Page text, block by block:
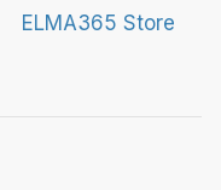
ELMA365 Store